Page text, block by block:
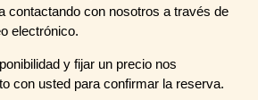
contactando con nosotros a través de
electrónico.
y fijar un precio nos
con usted para confirmar la reserva.